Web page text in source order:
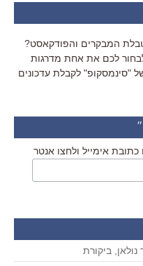
המבקרים והפודקאסט?
לכם את אחת מדרגות
"סינמסקופ" לקבלת עדכונים
כתובת אימייל ולחצו אנטר
ביקורת